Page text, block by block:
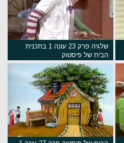
שלגיה פרק 23 עונה 1 בתכנית
הבית של פיסטוק